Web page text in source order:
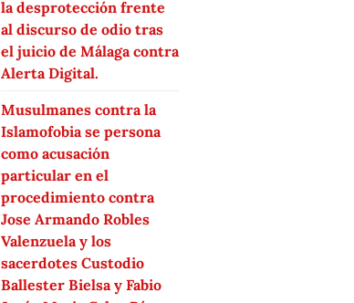
la desprotección frente
al discurso de odio tras
el juicio de Málaga contra
Alerta Digital.
Musulmanes contra la
Islamofobia se persona
como acusación
particular en el
procedimiento contra
Jose Armando Robles
Valenzuela y los
sacerdotes Custodio
Ballester Bielsa y Fabio